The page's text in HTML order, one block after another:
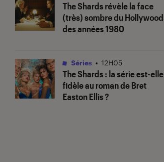
The Shardsrévèle la face
(très) sombre du Hollywood
des années 1980
The Shards: la série est-elle
fidèle au roman de Bret
Easton Ellis ?
Séries • 12H05